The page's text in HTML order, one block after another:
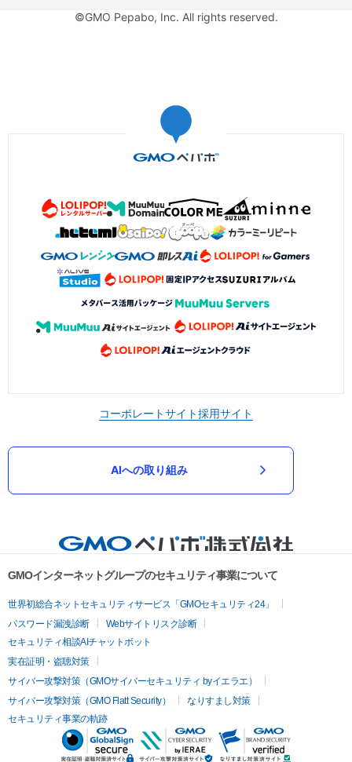
©GMO Pepabo, Inc. All rights reserved.
コーポレートサイト採用サイト
AIへの取り組み
GMOインターネットグループのセキュリティ事業について
世界初総合ネットセキュリティサービス「GMOセキュリティ24」
パスワード漏洩診断
Webサイトリスク診断
セキュリティ相談AIチャットボット
実在証明・盗聴対策
サイバー攻撃対策（GMOサイバーセキュリティ byイエラエ）
サイバー攻撃対策（GMO Flatt Security）
なりすまし対策
セキュリティ事業の軌跡